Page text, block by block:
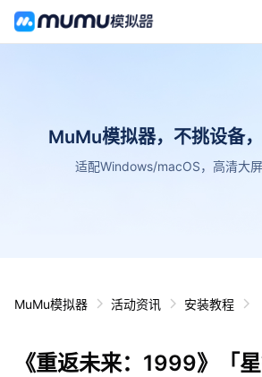
MuMu模拟器，不挑设备，
适配Windows/macOS，高清大
MuMu模拟器 活动资讯 安装教程
《重返未来：1999》「